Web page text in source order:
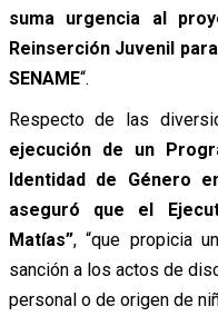
suma urgencia al
Reinserción Juvenil
SENAME“.
Respecto de las
ejecución de un
Identidad de Género
aseguró que el
Matías”, “que propicia
sanción a los actos de
personal o de origen de